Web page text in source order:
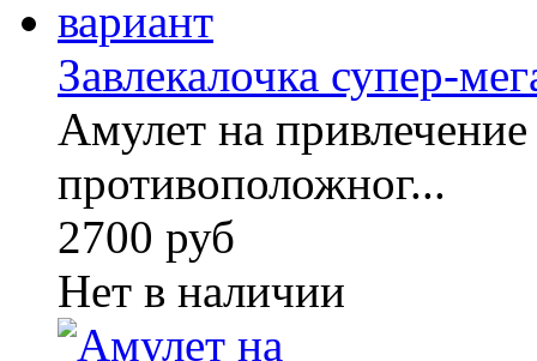
Завлекалочка супер-
Амулет на
противоположног...
2700 руб
Нет в наличии